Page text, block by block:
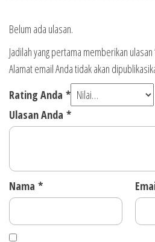
Belum ada ulasan.
Jadilah yang pertama memberikan ulasan
Alamat email Anda tidak akan
Rating Anda *
Ulasan Anda *
Nama *